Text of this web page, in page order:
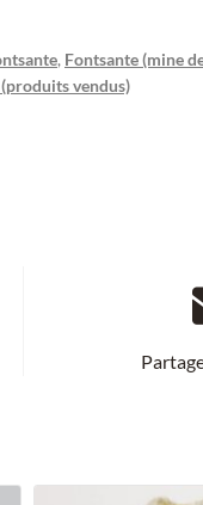
, Fontsante (mine
vendus)